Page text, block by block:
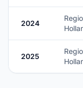
2024
2025